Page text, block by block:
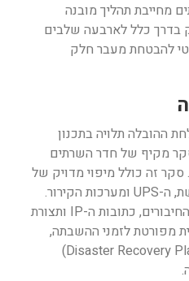
מחייבת תהליך מובנה
בדרך כלל לארבעה שלבים
להבטחת מעבר חלק
ההובלה תלויה בתכנון
מקיף של חדר השרתים
זה כולל מיפוי מדויק של
כל הציוד, השרתים, מתגי הרשת, ה-UPS ומערכות הקירור.
צוות ה-IT חייב לתעד את כל החיבורים, כתובות ה-IP ותצורת
מפורטת לזמני ההשבתה,
כולל תוכנית גיבוי ושחזור (Disaster Recovery Plan)